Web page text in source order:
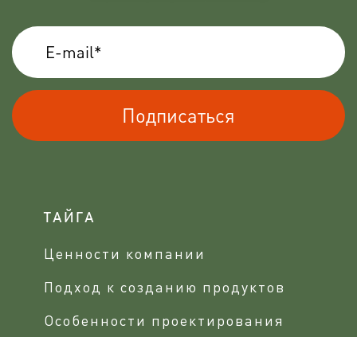
Подписаться
ТАЙГА
Ценности компании
Подход к созданию продуктов
Особенности проектирования